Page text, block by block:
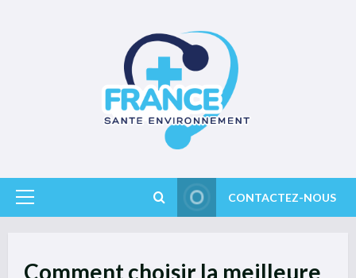
Primary
CONTACTEZ-NOUS
Comment choisir la meilleure